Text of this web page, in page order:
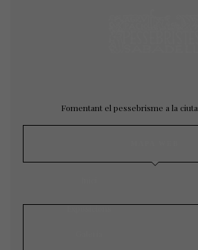
Fomentant el pessebrisme a la
Exposicions